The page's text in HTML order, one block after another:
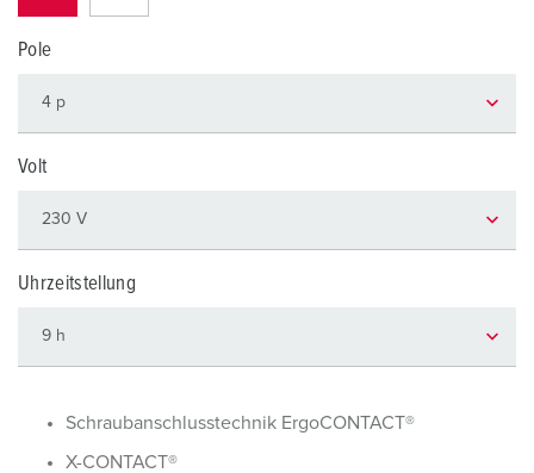
Pole
Volt
Uhrzeitstellung
Schraubanschlusstechnik ErgoCONTACT®
X-CONTACT®